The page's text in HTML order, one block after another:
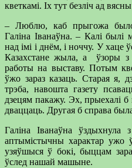
кветкамі. Іх тут безліч ад
– Люблю, каб прыгожа
Галіна Іванаўна. – Калі
над імі і днём, і ноччу. У
Казахстане жыла, а ўзоры з
работы на выставу. Потым
ўжо зараз казаць. Старая я,
трэба, навошта газету
дзецям пакажу. Эх, прыехалі
дваццаць. Другая б справа
Галіна Іванаўна
аптымістычны характар ужо
узяўшыся ў бокі, быццам
ўслед нашай машыне.